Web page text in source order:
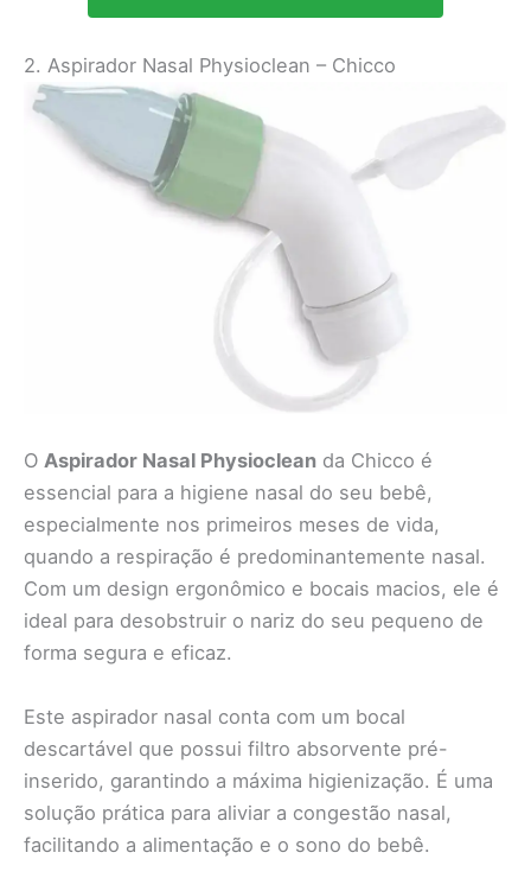
2. Aspirador Nasal Physioclean – Chicco
O Aspirador Nasal Physioclean da Chicco é
essencial para a higiene nasal do seu bebê,
especialmente nos primeiros meses de vida,
quando a respiração é predominantemente nasal.
Com um design ergonômico e bocais macios, ele é
ideal para desobstruir o nariz do seu pequeno de
forma segura e eficaz.
Este aspirador nasal conta com um bocal
descartável que possui filtro absorvente pré-
inserido, garantindo a máxima higienização. É uma
solução prática para aliviar a congestão nasal,
facilitando a alimentação e o sono do bebê.